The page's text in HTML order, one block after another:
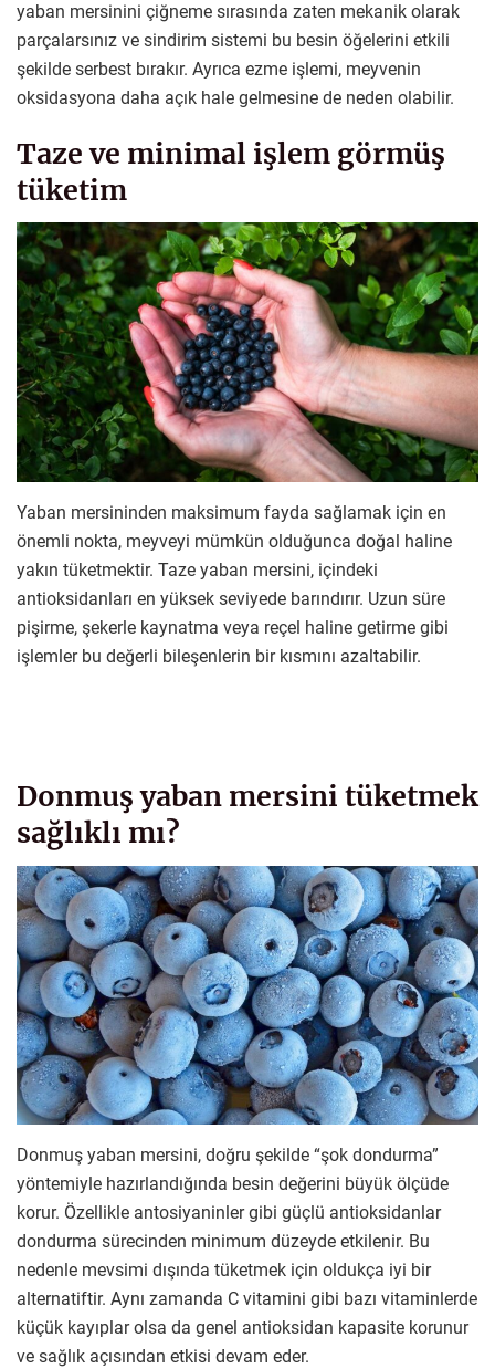
yaban mersinini çiğneme sırasında zaten mekanik olarak
parçalarsınız ve sindirim sistemi bu besin öğelerini etkili
şekilde serbest bırakır. Ayrıca ezme işlemi, meyvenin
oksidasyona daha açık hale gelmesine de neden olabilir.
Taze ve minimal işlem görmüş
tüketim
Yaban mersininden maksimum fayda sağlamak için en
önemli nokta, meyveyi mümkün olduğunca doğal haline
yakın tüketmektir. Taze yaban mersini, içindeki
antioksidanları en yüksek seviyede barındırır. Uzun süre
pişirme, şekerle kaynatma veya reçel haline getirme gibi
işlemler bu değerli bileşenlerin bir kısmını azaltabilir.
Donmuş yaban mersini tüketmek
sağlıklı mı?
Donmuş yaban mersini, doğru şekilde “şok dondurma”
yöntemiyle hazırlandığında besin değerini büyük ölçüde
korur. Özellikle antosiyaninler gibi güçlü antioksidanlar
dondurma sürecinden minimum düzeyde etkilenir. Bu
nedenle mevsimi dışında tüketmek için oldukça iyi bir
alternatiftir. Aynı zamanda C vitamini gibi bazı vitaminlerde
küçük kayıplar olsa da genel antioksidan kapasite korunur
ve sağlık açısından etkisi devam eder.